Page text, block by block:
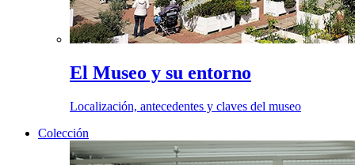
El Museo y su entorno
Localización, antecedentes y claves del museo
Colección